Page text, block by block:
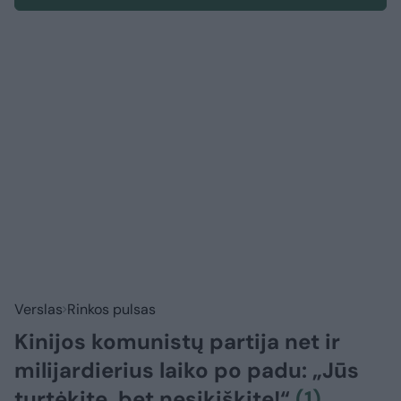
Verslas Rinkos pulsas
Kinijos komunistų partija net ir
milijardierius laiko po padu: „Jūs